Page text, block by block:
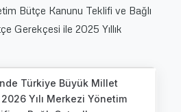
Bütçe Kanunu Teklifi ve Bağlı
Gerekçesi ile 2025 Yıllık
Türkiye Büyük Millet
Yılı Merkezi Yönetim